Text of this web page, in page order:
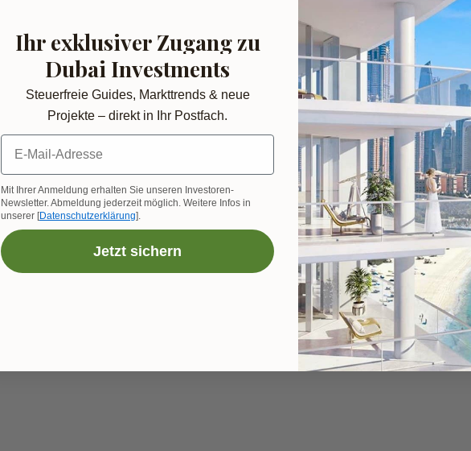
Ihr exklusiver Zugang zu
Dubai Investments
Steuerfreie Guides, Markttrends & neue
Projekte – direkt in Ihr Postfach.
E-Mail-Adresse
Mit Ihrer Anmeldung erhalten Sie unseren Investoren-
Newsletter. Abmeldung jederzeit möglich. Weitere Infos in
unserer [Datenschutzerklärung].
Jetzt sichern